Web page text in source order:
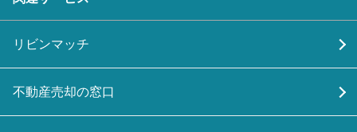
リビンマッチ
不動産売却の窓口